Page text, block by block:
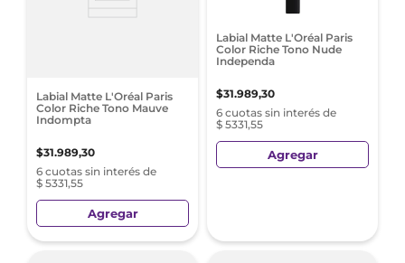
Labial Matte L'Oréal Paris
Color Riche Tono Mauve
Indompta
$31.989,30
6 cuotas sin interés de
$ 5331,55
Agregar
Labial Matte L'Oréal Paris
Color Riche Tono Nude
Independa
$31.989,30
6 cuotas sin interés de
$ 5331,55
Agregar